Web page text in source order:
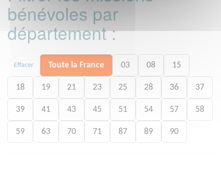
bénévoles par
département :
Effacer Toute la France 03 08 15
18 19 21 23 25 28 36 37
39 41 43 45 51 54 57 58
59 63 70 71 87 89 90